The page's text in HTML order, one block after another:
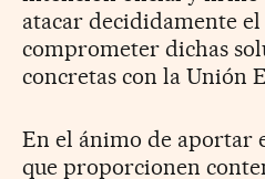
atacar decididamente
comprometer dichas
concretas con la Unión
En el ánimo de aportar
que proporcionen